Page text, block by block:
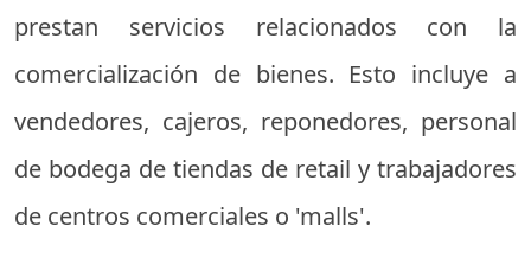
prestan servicios relacionados con la
comercialización de bienes. Esto incluye a
vendedores, cajeros, reponedores, personal
de bodega de tiendas de retail y trabajadores
de centros comerciales o 'malls'.